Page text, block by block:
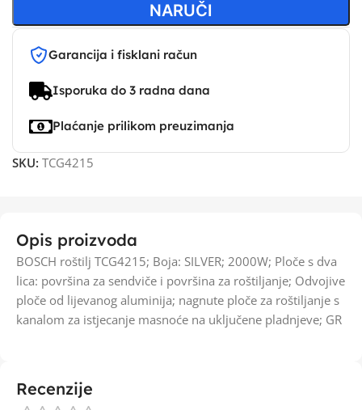
NARUČI
Garancija i fisklani račun
Isporuka do 3 radna dana
Plaćanje prilikom preuzimanja
SKU: TCG4215
Opis proizvoda
BOSCH roštilj TCG4215; Boja: SILVER; 2000W; Ploče s dva
lica: površina za sendviče i površina za roštiljanje; Odvojive
ploče od lijevanog aluminija; nagnute ploče za roštiljanje s
kanalom za istjecanje masnoće na uključene pladnjeve; GR
Recenzije